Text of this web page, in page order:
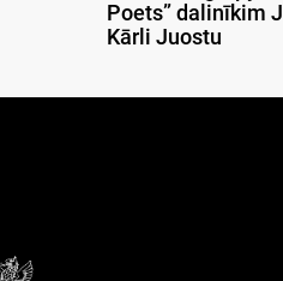
Poets” dalinīkim
Kārli Juostu